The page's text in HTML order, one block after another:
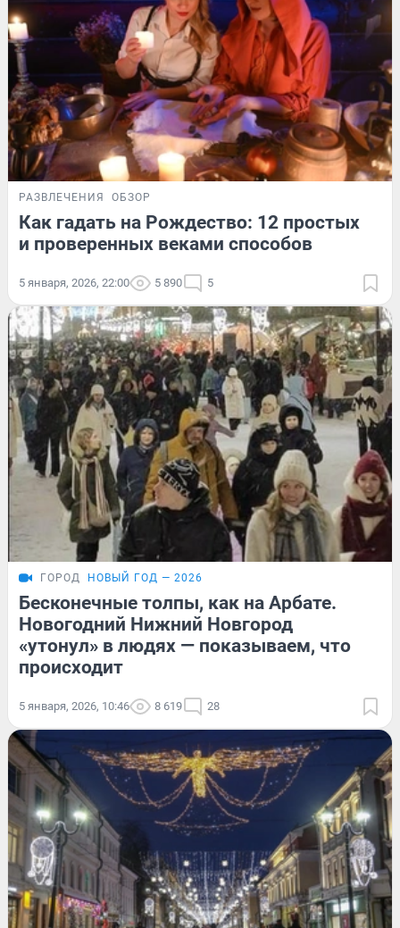
РАЗВЛЕЧЕНИЯ ОБЗОР
Как гадать на Рождество: 12 простых
и проверенных веками способов
5 января, 2026, 22:00 5 890 5
ГОРОД НОВЫЙ ГОД — 2026
Бесконечные толпы, как на Арбате.
Новогодний Нижний Новгород
«утонул» в людях — показываем, что
происходит
5 января, 2026, 10:46 8 619 28